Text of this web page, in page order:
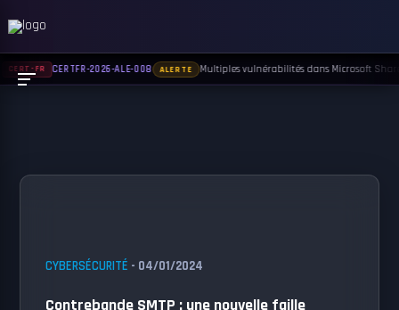
CYBERSÉCURITÉ - 04/01/2024
Contrebande SMTP : une nouvelle faille
CERT-FR CERTFR-2026-ALE-008 ALERTE Multiples vulnérabilités dans Microsoft